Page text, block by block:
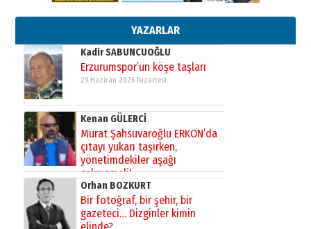
YAZARLAR
bir vizyon proje daha!
02 Ağustos 2026 Pazar
Kadir SABUNCUOĞLU
Erzurumspor’un köşe taşları
29 Haziran 2026 Pazartesi
Kenan GÜLERCİ
Murat Şahsuvaroğlu ERKON’da
çıtayı yukarı taşırken,
yönetimdekiler aşağı
çekmemeli!
17 Şubat 2026 SalıOrhan BOZKURT
Bir fotoğraf, bir şehir, bir
gazeteci… Dizginler kimin